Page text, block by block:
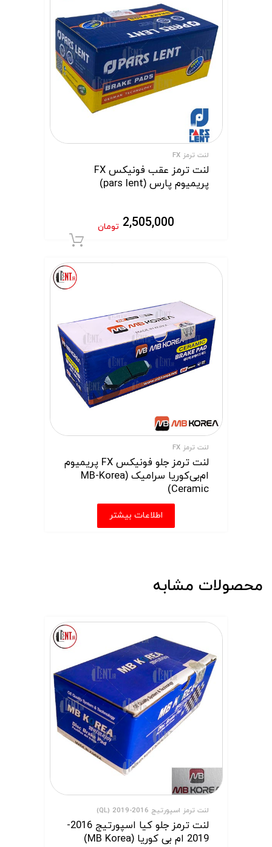
لنت ترمز FX
لنت ترمز عقب فونیکس FX
پریمیوم پارس (pars lent)
2,505,000 تومان
لنت ترمز FX
لنت ترمز جلو فونیکس FX پریمیوم
ام‌بی‌کوریا سرامیک (MB-Korea
Ceramic)
اطلاعات بیشتر
محصولات مشابه
لنت ترمز اسپورتیج 2016-2019 (QL)
لنت ترمز جلو کیا اسپورتیج 2016-
2019 ام بی کوریا (MB Korea)